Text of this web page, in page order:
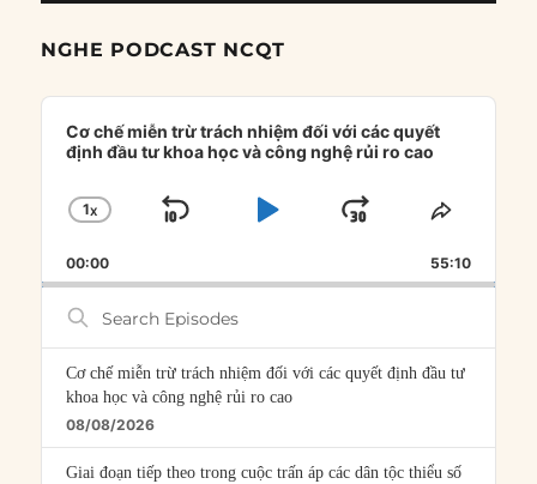
NGHE PODCAST NCQT
Audio
Player
Cơ chế miễn trừ trách nhiệm đối với các quyết
định đầu tư khoa học và công nghệ rủi ro cao
CHANGE
RATE
1X
SKIP
PLAYJUMP
FORWARD
SHARE
00:00 55:10
Search
Episodes
Cơ chế miễn trừ trách nhiệm đối với các quyết định đầu tư
khoa học và công nghệ rủi ro cao
08/08/2026
Giai đoạn tiếp theo trong cuộc trấn áp các dân tộc thiểu số